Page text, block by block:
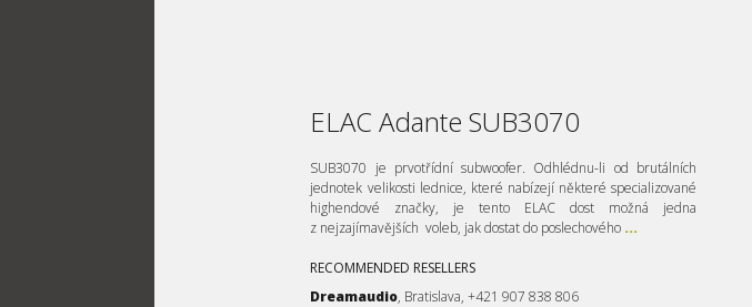
ELAC Adante SUB3070
SUB3070 je prvotřídní subwoofer. Odhlédnu-li od brutálních
jednotek velikosti lednice, které nabízejí některé specializované
highendové značky, je tento ELAC dost možná jedna
z nejzajímavějších voleb, jak dostat do poslechového ...
RECOMMENDED RESELLERS
Dreamaudio, Bratislava, +421 907 838 806